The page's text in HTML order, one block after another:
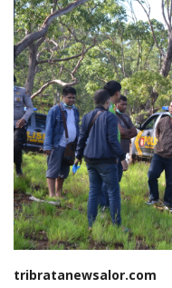
Mitra Polisi
Polisi Kita
tribratanewsalor.com